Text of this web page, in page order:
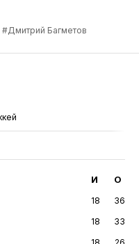
#Дмитрий Багметов
И О
18
36
18
33